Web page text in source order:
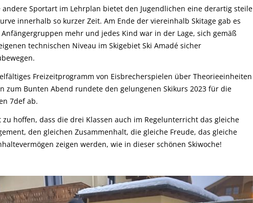
andere Sportart im Lehrplan bietet den Jugendlichen eine derartig steile
innerhalb so kurzer Zeit. Am Ende der viereinhalb Skitage gab es
Anfängergruppen mehr und jedes Kind war in der Lage, sich gemäß
technischen Niveau im Skigebiet Ski Amadé sicher
Freizeitprogramm von Eisbrecherspielen über Theorieeinheiten
zum Bunten Abend rundete den gelungenen Skikurs 2023 für die
7def ab.
zu hoffen, dass die drei Klassen auch im Regelunterricht das gleiche
den gleichen Zusammenhalt, die gleiche Freude, das gleiche
zeigen werden, wie in dieser schönen Skiwoche!